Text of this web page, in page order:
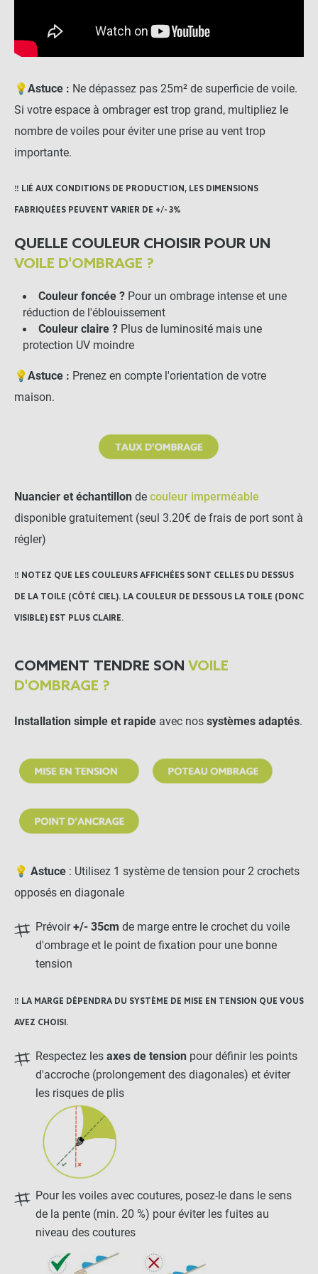
Cliquet de tension pour
voile d'ombrage
Pontet inox sur platine
2,90 €
Mât de voile d'ombrage
Mât pour voile d'ombrage
elliptique 6 points
220,90 € - +
344,90 €
(18cm)
115,39 €
Voile d ombrage
38,99 € +
Produits associés
76,40 €
AJOUTER L'ENSEMBLE AU
💡Astuce : Ne dépassez pas 25m² de superficie de voile.
Si votre espace à ombrager est trop grand, multipliez le
nombre de voiles pour éviter une prise au vent trop
importante.
‼️ LIÉ AUX CONDITIONS DE PRODUCTION, LES DIMENSIONS
FABRIQUÉES PEUVENT VARIER DE +/- 3%
QUELLE COULEUR CHOISIR POUR UN
VOILE D'OMBRAGE ?
Couleur foncée ?Pour un ombrage intense et une
réduction de l'éblouissement
Couleur claire ?Plus de luminosité mais une
protection UV moindre
💡Astuce : Prenez en compte l'orientation de votre
maison.
Nuancier et échantillon de couleur imperméable
disponible gratuitement (seul 3.20€ de frais de port sont à
régler)
‼️ NOTEZ QUE LES COULEURS AFFICHÉES SONT CELLES DU DESSUS
DE LA TOILE (CÔTÉ CIEL). LA COULEUR DE DESSOUS LA TOILE (DONC
VISIBLE) EST PLUS CLAIRE.
COMMENT TENDRE SON VOILE
D'OMBRAGE ?
Installation simple et rapide avec nos systèmes adaptés.
💡 Astuce : Utilisez 1 système de tension pour 2 crochets
opposés en diagonale
Prévoir+/- 35cm de marge entre le crochet du voile
d'ombrage et le point de fixation pour une bonne
tension
‼️ LA MARGE DÉPENDRA DU SYSTÈME DE MISE EN TENSION QUE VOUS
AVEZ CHOISI.
Respectez les axes de tension pour définir les points
d'accroche (prolongement des diagonales) et éviter
les risques de plis
Pour les voiles avec coutures, posez-le dans le sens
de la pente (min. 20 %) pour éviter les fuites au
niveau des coutures